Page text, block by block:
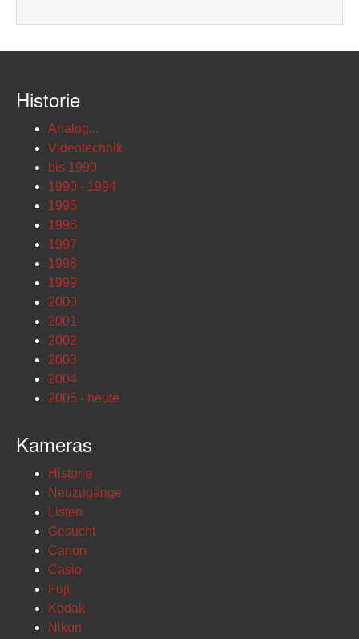
Historie
Analog...
Videotechnik
bis 1990
1990 - 1994
1995
1996
1997
1998
1999
2000
2001
2002
2003
2004
2005 - heute
Kameras
Historie
Neuzugänge
Listen
Gesucht
Canon
Casio
Fuji
Kodak
Nikon